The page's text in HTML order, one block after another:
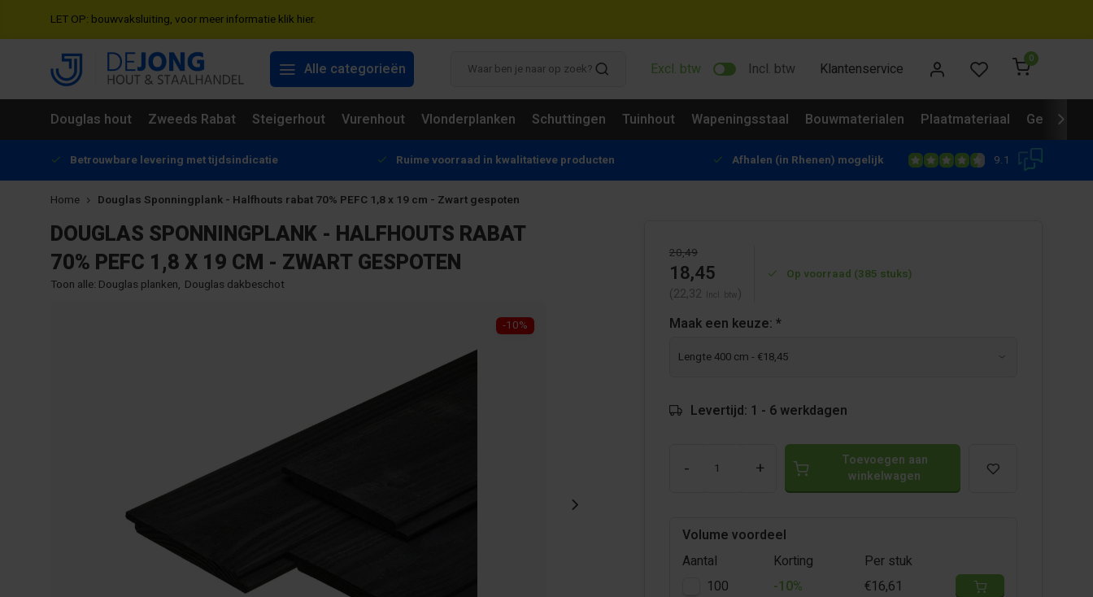
LET OP: bouwvaksluiting, voor meer informatie klik hier.
Alle categorieën Excl. btw Incl. btw Klantenservice
0
Douglas hout Zweeds Rabat Steigerhout Vurenhout Vlonderplanken Schuttingen Tuinhout Wapeningsstaal Bouwmaterialen Plaatmateriaal
Betrouwbare levering met tijdsindicatie Ruime voorraad in kwalitatieve producten Afhalen (in Rhenen) mogelijk 9.1
Home Douglas Sponningplank - Halfhouts rabat 70% PEFC 1,8 x 19 cm - Zwart gespoten
DOUGLAS SPONNINGPLANK - HALFHOUTS RABAT
70% PEFC 1,8 X 19 CM - ZWART GESPOTEN
Toon alle: Douglas planken, Douglas dakbeschot
-10%
20,49
18,45
(22,32 Incl. btw )
Op voorraad (385 stuks)
Maak een keuze: *
Levertijd: 1 - 6 werkdagen
- +
Toevoegen aan
winkelwagen
Volume voordeel
Aantal
Korting
Per stuk
100
-10%
€16,61